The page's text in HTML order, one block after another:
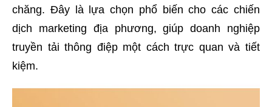
chăng. Đây là lựa chọn phổ biến cho các chiến
dịch marketing địa phương, giúp doanh nghiệp
truyền tải thông điệp một cách trực quan và tiết
kiệm.